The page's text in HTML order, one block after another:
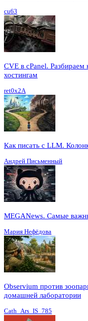
cu63
CVE в cPanel.
хостингам
ret0x2A
Как писать с LLM.
Андрей Письменный
MEGANews. Cамые
Мария Нефёдова
Observium против
домашней лаборатории
Cath_Ars_IS_785